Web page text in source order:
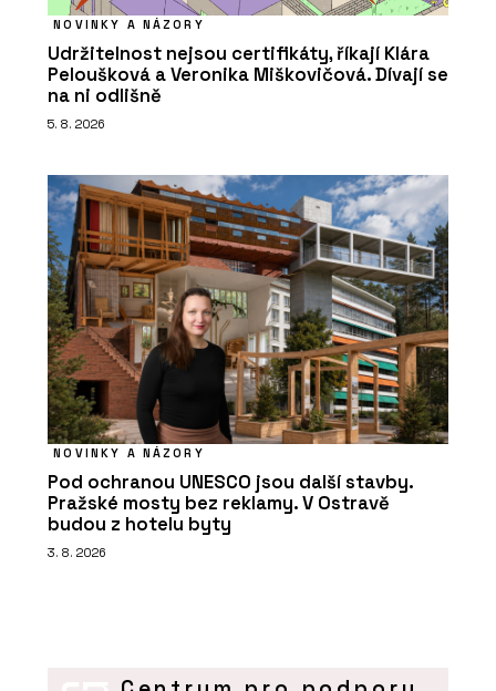
NOVINKY A NÁZORY
Udržitelnost nejsou certifikáty, říkají Klára
Peloušková a Veronika Miškovičová. Dívají se
na ni odlišně
5. 8. 2026
NOVINKY A NÁZORY
Pod ochranou UNESCO jsou další stavby.
Pražské mosty bez reklamy. V Ostravě
budou z hotelu byty
3. 8. 2026